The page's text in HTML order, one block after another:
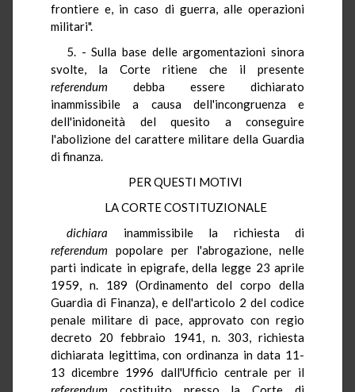
frontiere e, in caso di guerra, alle operazioni
militari".
5. - Sulla base delle argomentazioni sinora
svolte, la Corte ritiene che il presente
referendum debba essere dichiarato
inammissibile a causa dell'incongruenza e
dell'inidoneità del quesito a conseguire
l'abolizione del carattere militare della Guardia
di finanza.
PER QUESTI MOTIVI
LA CORTE COSTITUZIONALE
dichiara inammissibile la richiesta di
referendum popolare per l'abrogazione, nelle
parti indicate in epigrafe, della legge 23 aprile
1959, n. 189 (Ordinamento del corpo della
Guardia di Finanza), e dell'articolo 2 del codice
penale militare di pace, approvato con regio
decreto 20 febbraio 1941, n. 303, richiesta
dichiarata legittima, con ordinanza in data 11-
13 dicembre 1996 dall'Ufficio centrale per il